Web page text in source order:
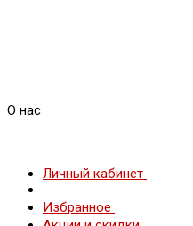
О нас
Личный кабинет
Избранное